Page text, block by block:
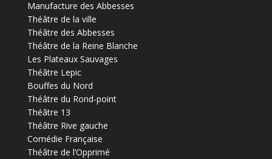
Manufacture des Abbesses
Théâtre de la ville
Théâtre des Abbesses
Théâtre de la Reine Blanche
Les Plateaux Sauvages
Théâtre Lepic
Bouffes du Nord
Théâtre du Rond-point
Théâtre 13
Théâtre Rive gauche
Comédie Française
Théâtre de l’Opprimé